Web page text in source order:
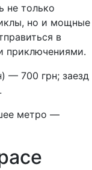
не только
но и мощные
в
приключениями.
— 700 грн; заезд
метро —